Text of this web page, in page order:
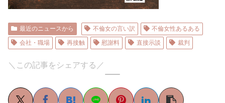
最近のニュースから 不倫女の言い訳
不倫女性あるある
会社・職場
再接触 慰謝料 直接示談 裁判
＼この記事をシェアする／